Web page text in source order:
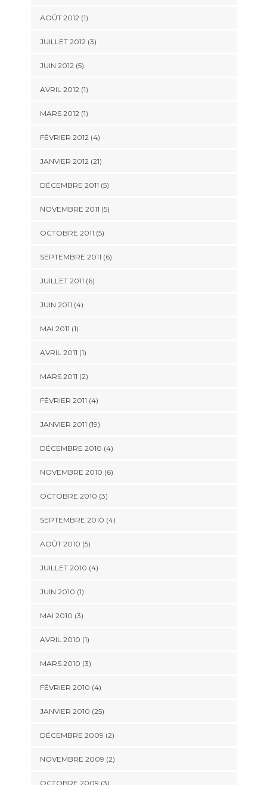
AOÛT 2012 (1)
JUILLET 2012 (3)
JUIN 2012 (5)
AVRIL 2012 (1)
MARS 2012 (1)
FÉVRIER 2012 (4)
JANVIER 2012 (21)
DÉCEMBRE 2011 (5)
NOVEMBRE 2011 (5)
OCTOBRE 2011 (5)
SEPTEMBRE 2011 (6)
JUILLET 2011 (6)
JUIN 2011 (4)
MAI 2011 (1)
AVRIL 2011 (1)
MARS 2011 (2)
FÉVRIER 2011 (4)
JANVIER 2011 (19)
DÉCEMBRE 2010 (4)
NOVEMBRE 2010 (6)
OCTOBRE 2010 (3)
SEPTEMBRE 2010 (4)
AOÛT 2010 (5)
JUILLET 2010 (4)
JUIN 2010 (1)
MAI 2010 (3)
AVRIL 2010 (1)
MARS 2010 (3)
FÉVRIER 2010 (4)
JANVIER 2010 (25)
DÉCEMBRE 2009 (2)
NOVEMBRE 2009 (2)
OCTOBRE 2009 (3)